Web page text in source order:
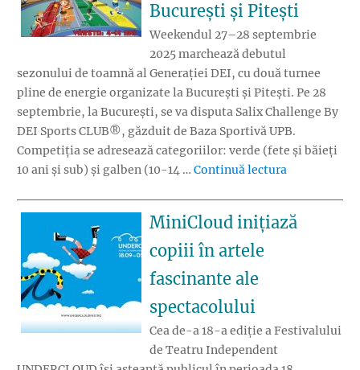
București și Pitești
Weekendul 27–28 septembrie
2025 marchează debutul
sezonului de toamnă al Generației DEI, cu două turnee
pline de energie organizate la București și Pitești. Pe 28
septembrie, la București, se va disputa Salix Challenge By
DEI Sports CLUB®, găzduit de Baza Sportivă UPB.
Competiția se adresează categoriilor: verde (fete și băieți
10 ani și sub) și galben (10-14 … Continuă lectura
MiniCloud inițiază
copiii în artele
fascinante ale
spectacolului
Cea de-a 18-a ediție a Festivalului
de Teatru Independent